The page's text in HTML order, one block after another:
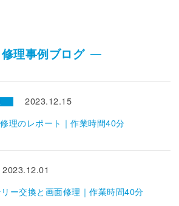
修理事例ブログ
2023.12.15
理のレポート｜作業時間40分
2023.12.01
ー交換と画面修理｜作業時間40分